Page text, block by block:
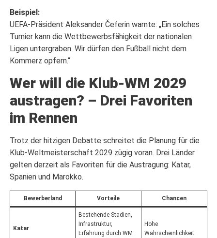
Beispiel:
UEFA-Präsident Aleksander Čeferin warnte: „Ein solches
Turnier kann die Wettbewerbsfähigkeit der nationalen
Ligen untergraben. Wir dürfen den Fußball nicht dem
Kommerz opfern.“
Wer will die Klub-WM 2029
austragen? – Drei Favoriten
im Rennen
Trotz der hitzigen Debatte schreitet die Planung für die
Klub-Weltmeisterschaft 2029 zügig voran. Drei Länder
gelten derzeit als Favoriten für die Austragung: Katar,
Spanien und Marokko.
Bewerberland Vorteile Chancen
Katar
Bestehende Stadien,
Infrastruktur,
Erfahrung durch WM
Hohe
Wahrscheinlichkeit